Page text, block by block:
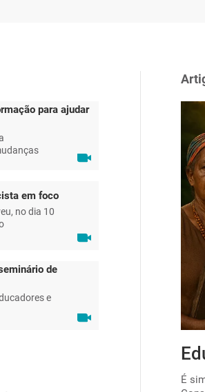
para ajudar
em foco
no dia 10
de
e
para viabilizar o
É